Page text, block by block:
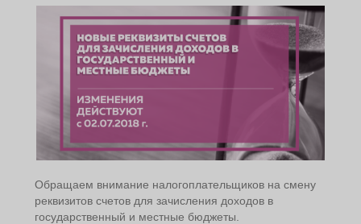
Обращаем внимание налогоплательщиков на смену
реквизитов счетов для зачисления доходов в
государственный и местные бюджеты.